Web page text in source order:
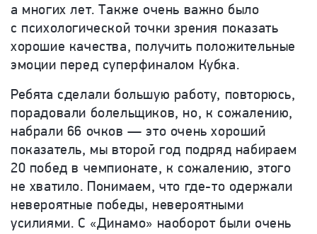
а многих лет. Также очень важно было
с психологической точки зрения показать
хорошие качества, получить положительные
эмоции перед суперфиналом Кубка.
Ребята сделали большую работу, повторюсь,
порадовали болельщиков, но, к сожалению,
набрали 66 очков — это очень хороший
показатель, мы второй год подряд набираем
20 побед в чемпионате, к сожалению, этого
не хватило. Понимаем, что где-то одержали
невероятные победы, невероятными
усилиями. С «Динамо» наоборот были очень